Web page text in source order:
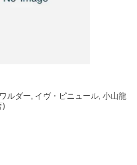
ルダー, イヴ・ピニュール, 小山龍
)